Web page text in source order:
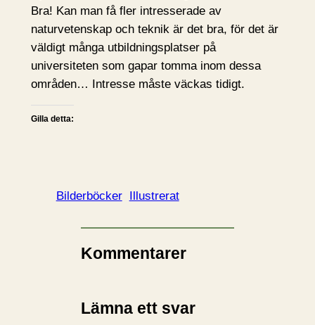
Bra! Kan man få fler intresserade av
naturvetenskap och teknik är det bra, för det är
väldigt många utbildningsplatser på
universiteten som gapar tomma inom dessa
områden… Intresse måste väckas tidigt.
Gilla detta:
Bilderböcker Illustrerat
Kommentarer
Lämna ett svar